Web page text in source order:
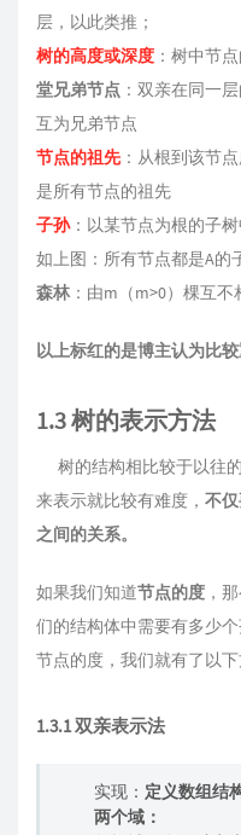
层，以此类推；
树的高度或深度 ：树中节
堂兄弟节点 ：双亲在同一
互为兄弟节点
节点的祖先：从根到该节
是所有节点的祖先
子孙：以某节点为根的子
如上图：所有节点都是A的
森林 ：由m（m>0）棵互
以上标红的是博主认为比较
1.3 树的表示方法
树的结构相比较于以往
来表示就比较有难度， 不
之间的关系。
如果我们知道节点的度 ，
们的结构体中需要有多少
节点的度，我们就有了以下
1.3.1 双亲表示法
实现： 定义数组结
两个域：